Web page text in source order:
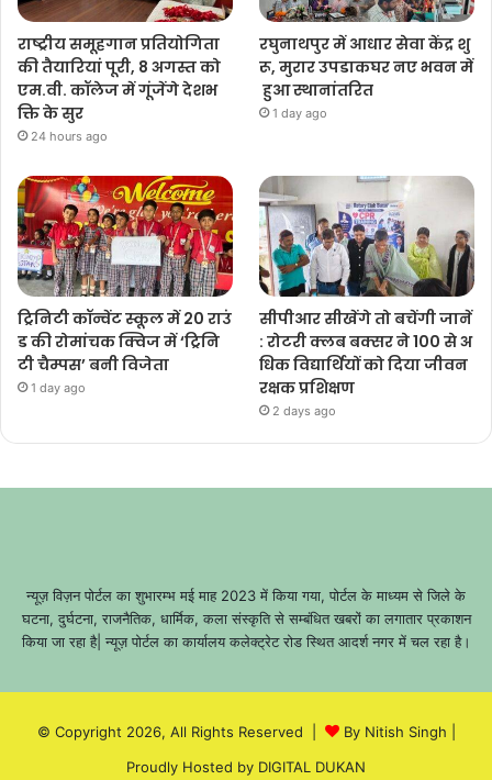
राष्ट्रीय समूहगान प्रतियोगिता
की तैयारियां पूरी, 8 अगस्त को
एम.वी. कॉलेज में गूंजेंगे देशभ
क्ति के सुर
24 hours ago
रघुनाथपुर में आधार सेवा केंद्र शु
रू, मुरार उपडाकघर नए भवन में
हुआ स्थानांतरित
1 day ago
ट्रिनिटी कॉन्वेंट स्कूल में 20 राउं
ड की रोमांचक क्विज में ‘ट्रिनि
टी चैम्पस’ बनी विजेता
1 day ago
सीपीआर सीखेंगे तो बचेंगी जानें
: रोटरी क्लब बक्सर ने 100 से अ
धिक विद्यार्थियों को दिया जीवन
रक्षक प्रशिक्षण
2 days ago
न्यूज़ विज़न पोर्टल का शुभारम्भ मई माह 2023 में किया गया, पोर्टल के माध्यम से जिले के
घटना, दुर्घटना, राजनैतिक, धार्मिक, कला संस्कृति से सम्बंधित खबरों का लगातार प्रकाशन
किया जा रहा है| न्यूज़ पोर्टल का कार्यालय कलेक्ट्रेट रोड स्थित आदर्श नगर में चल रहा है।
© Copyright 2026, All Rights Reserved | By Nitish Singh
Proudly Hosted by DIGITAL DUKAN